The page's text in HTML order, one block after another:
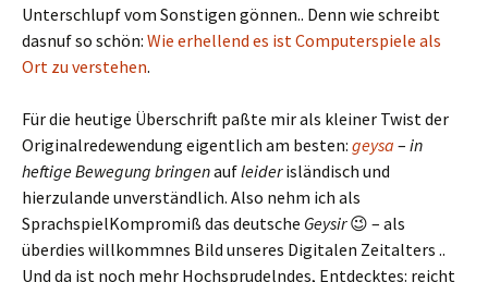
Unterschlupf vom Sonstigen gönnen.. Denn wie schreibt
dasnuf so schön: Wie erhellend es ist Computerspiele als
Ort zu verstehen.
Für die heutige Überschrift paßte mir als kleiner Twist der
Originalredewendung eigentlich am besten: geysa – in
heftige Bewegung bringenaufleiderisländisch und
hierzulande unverständlich. Also nehm ich als
SprachspielKompromiß das deutsche Geysir😉 – als
überdies willkommnes Bild unseres Digitalen Zeitalters ..
Und da ist noch mehr Hochsprudelndes, Entdecktes: reicht